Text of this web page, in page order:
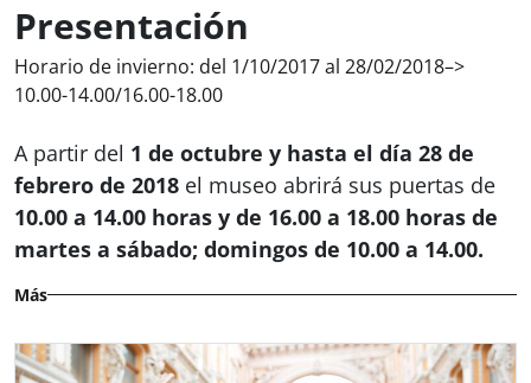
Presentación
Horario de invierno: del 1/10/2017 al 28/02/2018–>
10.00-14.00/16.00-18.00
A partir del 1 de octubre y hasta el día 28 de
febrero de 2018 el museo abrirá sus puertas de
10.00 a 14.00 horas y de 16.00 a 18.00 horas de
martes a sábado; domingos de 10.00 a 14.00.
Más